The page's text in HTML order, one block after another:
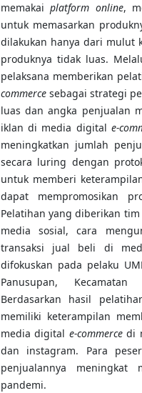
memakai platform online,
untuk memasarkan
dilakukan hanya dari mulut
produknya tidak luas.
pelaksana memberikan
commerce sebagai strategi
luas dan angka penjualan
iklan di media digital e-
meningkatkan jumlah
secara luring dengan
untuk memberi
dapat mempromosikan
Pelatihan yang diberikan
media sosial, cara
transaksi jual beli di
difokuskan pada pelaku
Panusupan,
Berdasarkan hasil
memiliki keterampilan
media digital e-commercedi
dan instagram. Para
penjualannya
pandemi.